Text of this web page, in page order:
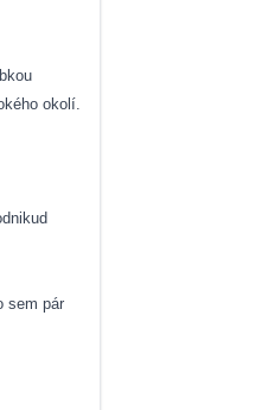
okolí.
sem pár